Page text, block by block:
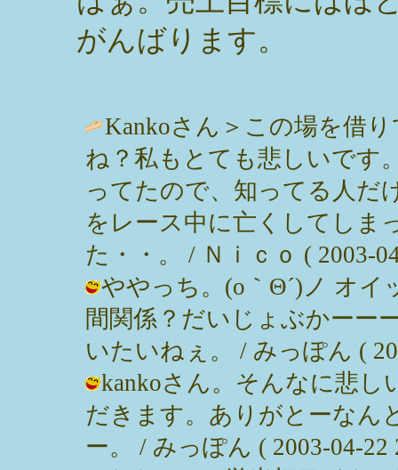
がんばります。
Kankoさん＞この場を借
ね？私もとても悲しいです
ってたので、知ってる人だ
をレース中に亡くしてしま
た・・。 / Ｎｉｃｏ ( 2003-
ややっち。(o｀Θ´)ノ オイ
間関係？だいじょぶかーー
いたいねぇ。 / みっぽん (
kankoさん。そんなに悲し
だきます。ありがとーなん
ー。 / みっぽん ( 2003-04-22